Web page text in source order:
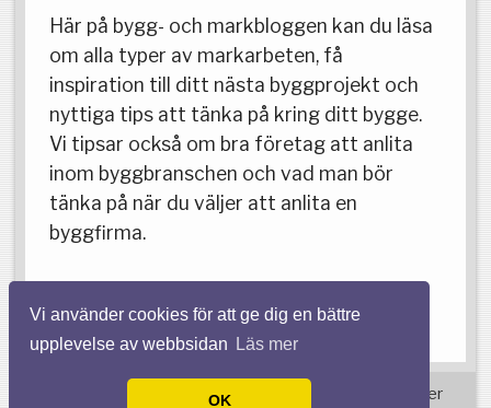
Vi använder cookies för att ge dig en bättre
upplevelse av webbsidan
Läs mer
OK
Här på bygg- och markbloggen kan du läsa
om alla typer av markarbeten, få
inspiration till ditt nästa byggprojekt och
nyttiga tips att tänka på kring ditt bygge.
Vi tipsar också om bra företag att anlita
inom byggbranschen och vad man bör
tänka på när du väljer att anlita en
byggfirma.
© 2026 Markarbetenstockholm.com. Alla rättigheter